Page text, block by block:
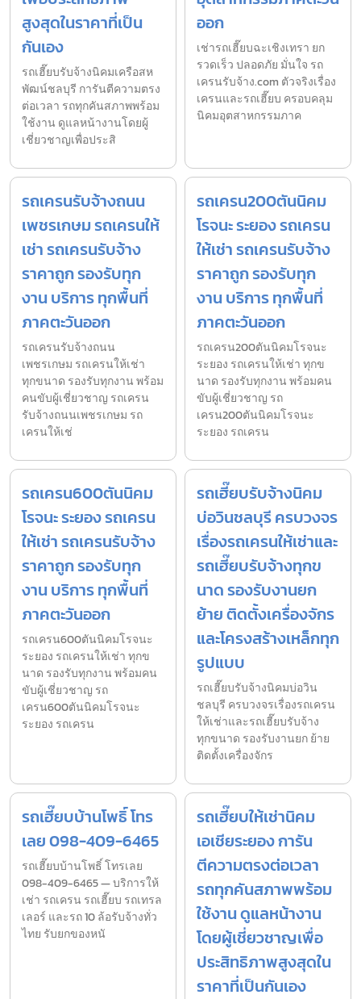
สูงสุดในราคาที่เป็น
กันเอง
รถเฮี๊ยบรับจ้างนิคมเครือสห
พัฒน์ชลบุรี การันตีความตรง
ต่อเวลา รถทุกคันสภาพพร้อม
ใช้งาน ดูแลหน้างานโดยผู้
เชี่ยวชาญเพื่อประสิ
ออก
เช่ารถเฮี๊ยบฉะเชิงเทรา ยก
รวดเร็ว ปลอดภัย มั่นใจ รถ
เครนรับจ้าง.com ตัวจริงเรื่อง
เครนและรถเฮี๊ยบ ครอบคลุม
นิคมอุตสาหกรรมภาค
รถเครนรับจ้างถนน
เพชรเกษม รถเครนให้
เช่า รถเครนรับจ้าง
ราคาถูก รองรับทุก
งาน บริการ ทุกพื้นที่
ภาคตะวันออก
รถเครนรับจ้างถนน
เพชรเกษม รถเครนให้เช่า
ทุกขนาด รองรับทุกงาน พร้อม
คนขับผู้เชี่ยวชาญ รถเครน
รับจ้างถนนเพชรเกษม รถ
เครนให้เช่
รถเครน200ตันนิคม
โรจนะ ระยอง รถเครน
ให้เช่า รถเครนรับจ้าง
ราคาถูก รองรับทุก
งาน บริการ ทุกพื้นที่
ภาคตะวันออก
รถเครน200ตันนิคมโรจนะ
ระยอง รถเครนให้เช่า ทุกข
นาด รองรับทุกงาน พร้อมคน
ขับผู้เชี่ยวชาญ รถ
เครน200ตันนิคมโรจนะ
ระยอง รถเครน
รถเครน600ตันนิคม
โรจนะ ระยอง รถเครน
ให้เช่า รถเครนรับจ้าง
ราคาถูก รองรับทุก
งาน บริการ ทุกพื้นที่
ภาคตะวันออก
รถเครน600ตันนิคมโรจนะ
ระยอง รถเครนให้เช่า ทุกข
นาด รองรับทุกงาน พร้อมคน
ขับผู้เชี่ยวชาญ รถ
เครน600ตันนิคมโรจนะ
ระยอง รถเครน
รถเฮี๊ยบรับจ้างนิคม
บ่อวินชลบุรี ครบวงจร
เรื่องรถเครนให้เช่าและ
รถเฮี๊ยบรับจ้างทุกข
นาด รองรับงานยก
ย้าย ติดตั้งเครื่องจักร
และโครงสร้างเหล็กทุก
รูปแบบ
รถเฮี๊ยบรับจ้างนิคมบ่อวิน
ชลบุรี ครบวงจรเรื่องรถเครน
ให้เช่าและรถเฮี๊ยบรับจ้าง
ทุกขนาด รองรับงานยก ย้าย
ติดตั้งเครื่องจักร
รถเฮี๊ยบบ้านโพธิ์ โทร
เลย 098-409-6465
รถเฮี๊ยบบ้านโพธิ์ โทรเลย
098-409-6465 — บริการให้
เช่า รถเครน รถเฮี๊ยบ รถเทรล
เลอร์ และรถ 10 ล้อรับจ้างทั่ว
ไทย รับยกของหนั
รถเฮี๊ยบให้เช่านิคม
เอเชียระยอง การัน
ตีความตรงต่อเวลา
รถทุกคันสภาพพร้อม
ใช้งาน ดูแลหน้างาน
โดยผู้เชี่ยวชาญเพื่อ
ประสิทธิภาพสูงสุดใน
ราคาที่เป็นกันเอง